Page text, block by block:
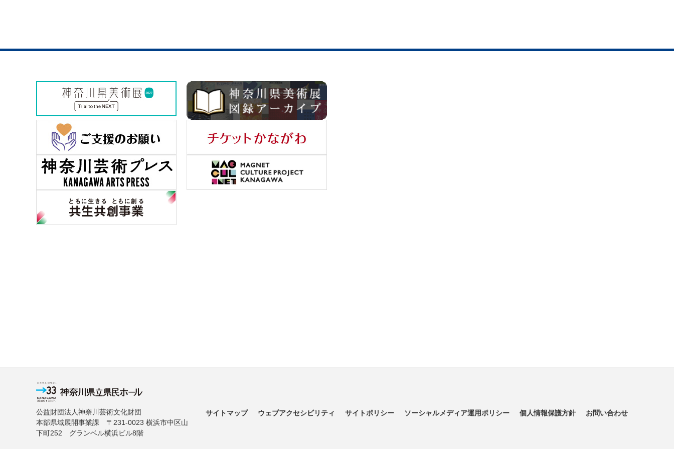
公益財団法人神奈川芸術文化財団
本部県域展開事業課 〒231-0023 横浜市中区山
下町252 グランベル横浜ビル8階
サイトマップ ウェブアクセシビリティ サイトポリシー ソーシャルメディア運用ポリシー 個人情報保護方針 お問い合わせ